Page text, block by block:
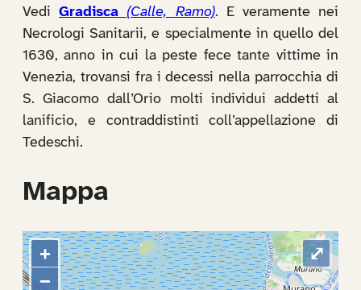
VediGradisca (Calle, Ramo). E veramente nei
Necrologi Sanitarii, e specialmente in quello del
1630, anno in cui la peste fece tante vittime in
Venezia, trovansi fra i decessi nella parrocchia di
S. Giacomo dall’Orio molti individui addetti al
lanificio, e contraddistinti coll’appellazione di
Tedeschi.
Mappa